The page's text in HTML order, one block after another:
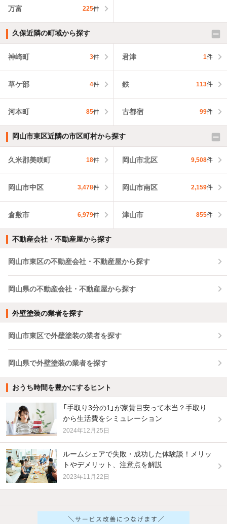
万富 225件
久保近隣の町域から探す
神崎町 3件 君津 1件
草ケ部 4件 鉄 113件
河本町 85件 古都宿 99件
岡山市東区近隣の市区町村から探す
久米郡美咲町 18件 岡山市北区 9,508件
岡山市中区 3,478件 岡山市南区 2,159件
倉敷市 6,979件 津山市 855件
不動産会社・不動産屋から探す
岡山市東区の不動産会社・不動産屋から探す
岡山県の不動産会社・不動産屋から探す
外壁塗装の業者を探す
岡山市東区で外壁塗装の業者を探す
岡山県で外壁塗装の業者を探す
おうち時間を豊かにするヒント
「手取り3分の1」が家賃目安って本当？手取り
から生活費をシミュレーション
2024年12月25日
ルームシェアで失敗・成功した体験談！メリッ
トやデメリット、注意点を解説
2023年11月22日
他の人はこんな条件で絞り込んでいます！